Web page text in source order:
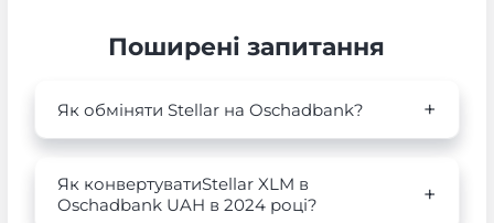
Поширені запитання
Як обміняти Stellar на Oschadbank?
Як конвертуватиStellar XLM в
Oschadbank UAH в 2024 році?